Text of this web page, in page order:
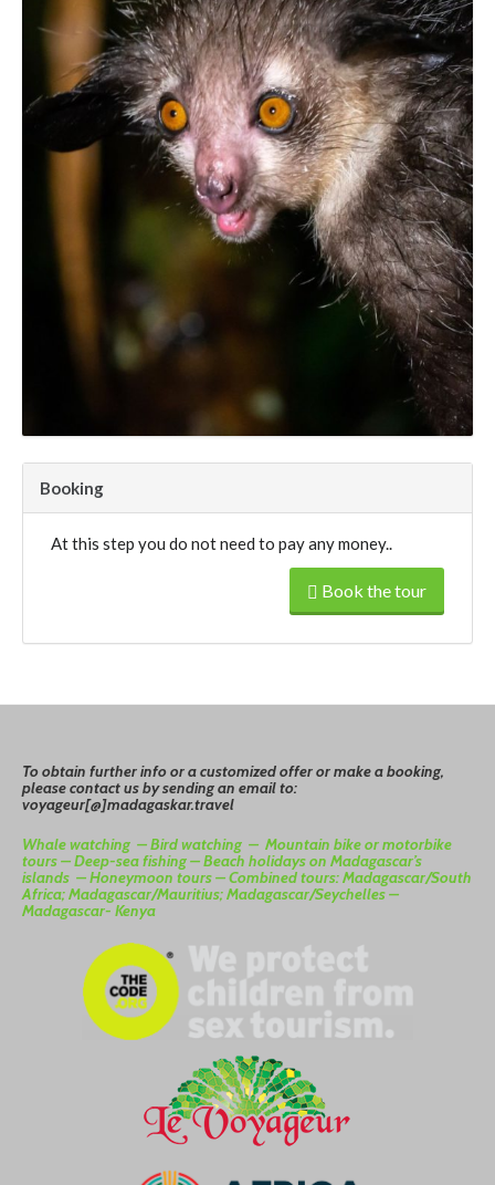
Booking
At this step you do not need to pay any money..
Book the tour
Toobtain further info or a customized offer or make a booking,
please contact us by sending an email to:
voyageur[@]madagaskar.travel
Whale watching –Bird watching – Mountain bike or motorbike
tours –Deep-sea fishing –Beach holidays on Madagascar’s
islands –Honeymoon tours –Combined tours: Madagascar/South
Africa; Madagascar/Mauritius; Madagascar/Seychelles –
Madagascar- Kenya